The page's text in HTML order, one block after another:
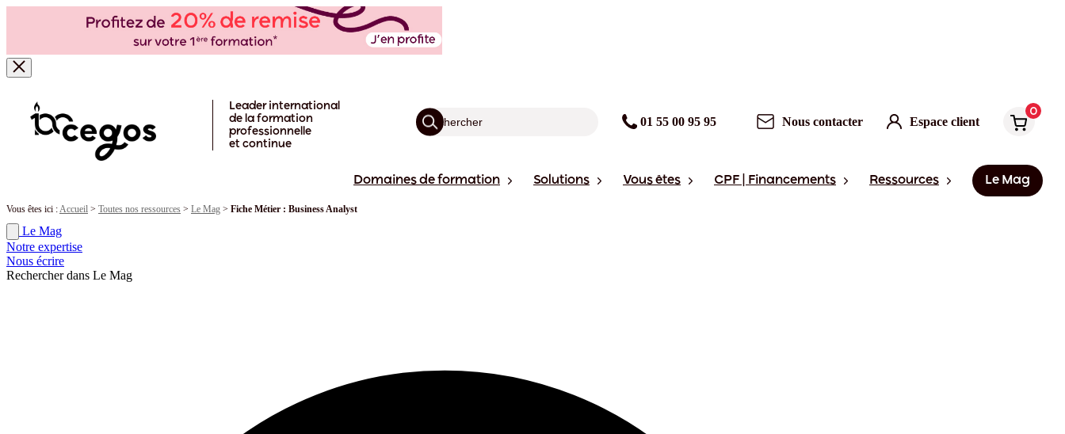
Leader international
de la formation
professionnelle
et continue
01 55 00 95 95 Nous contacter Espace client
0
Domaines de formation Solutions Vous êtes CPF | Financements Ressources Le Mag
Vous êtes ici :Accueil > Toutes nos ressources > Le Mag > Fiche Métier : Business Analyst
Le Mag
Notre expertise
Nous écrire
Rechercher dans Le Mag